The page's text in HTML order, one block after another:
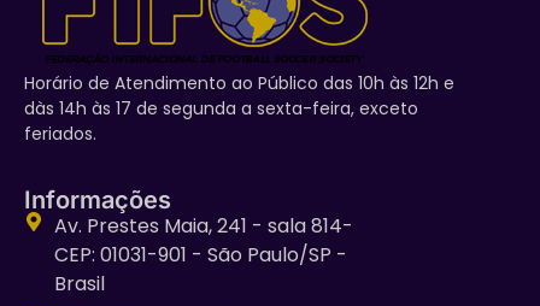
Horário de Atendimento ao Público das 10h às 12h e
dàs 14h às 17 de segunda a sexta-feira, exceto
feriados.
Informações
Av. Prestes Maia, 241 - sala 814-
CEP: 01031-901 - São Paulo/SP -
Brasil